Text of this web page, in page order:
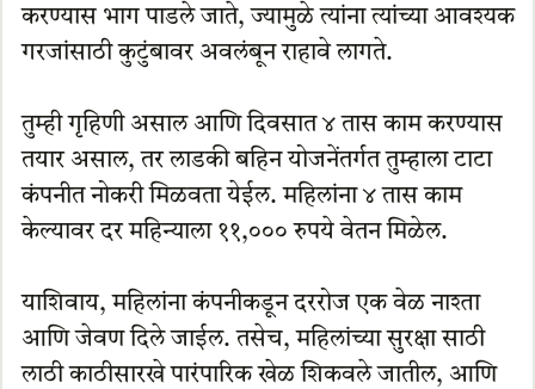
करण्यास भाग पाडले जाते, ज्यामुळे त्यांना त्यांच्या आवश्यक
गरजांसाठी कुटुंबावर अवलंबून राहावे लागते.
तुम्ही गृहिणी असाल आणि दिवसात ४ तास काम करण्यास
तयार असाल, तर लाडकी बहिन योजनेंतर्गत तुम्हाला टाटा
कंपनीत नोकरी मिळवता येईल. महिलांना ४ तास काम
केल्यावर दर महिन्याला ११,००० रुपये वेतन मिळेल.
याशिवाय, महिलांना कंपनीकडून दररोज एक वेळ नाश्ता
आणि जेवण दिले जाईल. तसेच, महिलांच्या सुरक्षा साठी
लाठी काठीसारखे पारंपारिक खेळ शिकवले जातील, आणि